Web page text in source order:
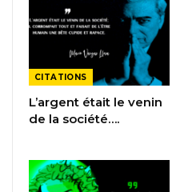
CITATIONS
L’argent était le venin
de la société….